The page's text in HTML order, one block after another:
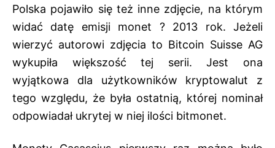
Polska pojawiło się też inne zdjęcie, na którym
widać datę emisji monet ? 2013 rok. Jeżeli
wierzyć autorowi zdjęcia to Bitcoin Suisse AG
wykupiła większość tej serii. Jest ona
wyjątkowa dla użytkowników kryptowalut z
tego względu, że była ostatnią, której nominał
odpowiadał ukrytej w niej ilości bitmonet.